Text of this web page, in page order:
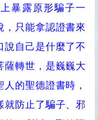
暴露原形騙子一
，只能拿認證書來
說自己是什麼了不
薩轉世，是巍巍大
的聖德證書時，
就防止了騙子、邪